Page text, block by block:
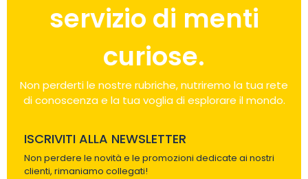
servizio di menti
curiose.
Non perderti le nostre rubriche, nutriremo la tua rete
di conoscenza e la tua voglia di esplorare il mondo.
ISCRIVITI ALLA NEWSLETTER
Non perdere le novità e le promozioni dedicate ai nostri
clienti, rimaniamo collegati!